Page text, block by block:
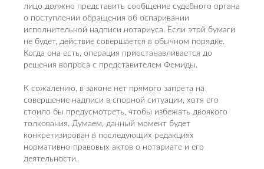
лицо должно представить сообщение судебного органа
о поступлении обращения об оспаривании
исполнительной надписи нотариуса. Если этой бумаги
не будет, действие совершается в обычном порядке.
Когда она есть, операция приостанавливается до
решения вопроса с представителем Фемиды.
К сожалению, в законе нет прямого запрета на
совершение надписи в спорной ситуации, хотя его
стоило бы предусмотреть, чтобы избежать двоякого
толкования. Думаем, данный момент будет
конкретизирован в последующих редакциях
нормативно-правовых актов о нотариате и его
деятельности.